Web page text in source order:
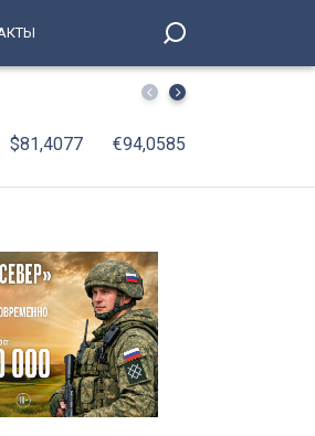
памп-трек города появится на
$81,4077 €94,0585